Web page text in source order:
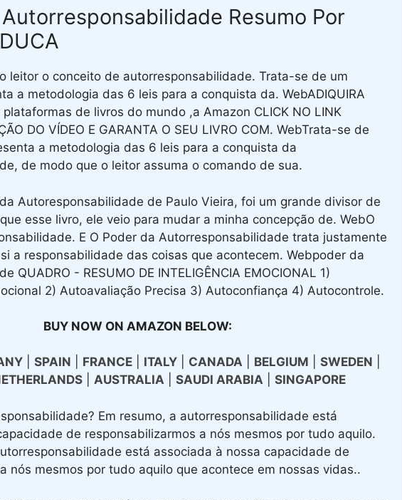
Resumo Por
leitor o conceito de autorresponsabilidade. Trata-se de um
a metodologia das 6 leis para a conquista da. WebADIQUIRA
plataformas de livros do mundo ,a Amazon CLICK NO LINK
DO VÍDEO E GARANTA O SEU LIVRO COM. WebTrata-se de
a metodologia das 6 leis para a conquista da
de modo que o leitor assuma o comando de sua.
Autoresponsabilidade de Paulo Vieira, foi um grande divisor de
esse livro, ele veio para mudar a minha concepção de. WebO
E O Poder da Autorresponsabilidade trata justamente
a responsabilidade das coisas que acontecem. Webpoder da
QUADRO - RESUMO DE INTELIGÊNCIA EMOCIONAL 1)
2) Autoavaliação Precisa 3) Autoconfiança 4) Autocontrole.
BUY NOW ON AMAZON BELOW:
| SPAIN FRANCE| ITALY| CANADA| BELGIUM SWEDEN
| AUSTRALIA| SAUDI ARABIA| SINGAPORE
Em resumo, a autorresponsabilidade está
de responsabilizarmos a nós mesmos por tudo aquilo.
está associada à nossa capacidade de
nós mesmos por tudo aquilo que acontece em nossas vidas..